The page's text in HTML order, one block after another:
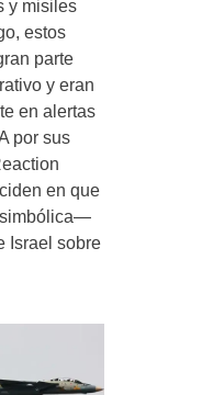
y misiles
estos
parte
y eran
en alertas
por sus
en que
Israel sobre